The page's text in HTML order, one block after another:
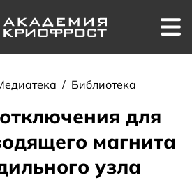
/ Библиотека
для
магнита
узла